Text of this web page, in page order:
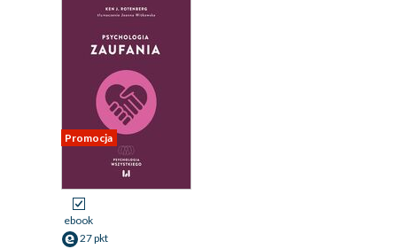
Promocja
ebook
27 pkt